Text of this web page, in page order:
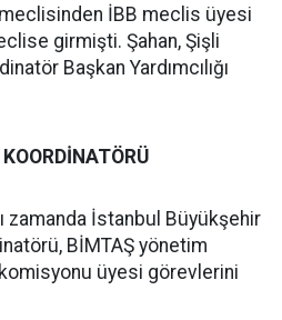
İBB meclis üyesi
girmişti. Şahan, Şişli
Başkan Yardımcılığı
zamanda İstanbul Büyükşehir
BİMTAŞ yönetim
üyesi görevlerini